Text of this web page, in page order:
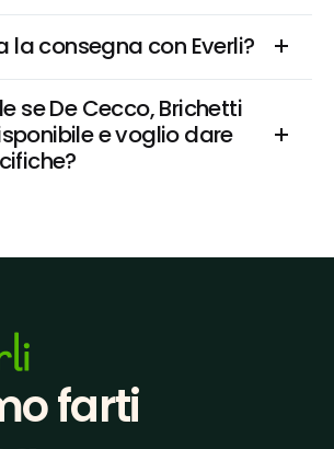
la consegna con Everli?
se De Cecco, Brichetti
e voglio dare
farti